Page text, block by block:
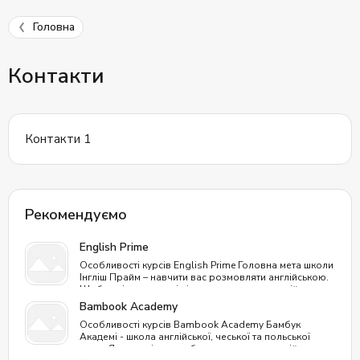
Головна
Контакти
Контакти 1
Рекомендуємо
English Prime
Особливості курсів English Prime Головна мета школи
Інгліш Прайм – навчити вас розмовляти англійською.
Щоб навіть люди, які ніколи не вивчали англійську
мову, оволоділи нею, як другою рідною. Процес
проходить природним шляхом, як у дитинстві, без
зубріння. Унікальність курсів: Відмінне співвідношення
ціни та якості: одне заняття в English Prime обійдеться
за вартістю, як чашка гарної кави; Заняття
Bambook Academy
Особливості курсів Bambook Academy Бамбук
Академі - школа англійської, чеської та польської
мови. Яка приділяє особливу увагу розмовній